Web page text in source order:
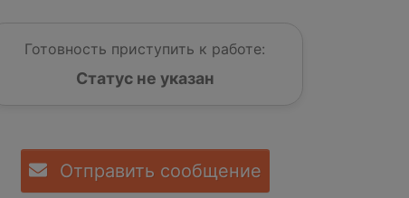
Готовность приступить к работе:
Статус не указан
Отправить сообщение